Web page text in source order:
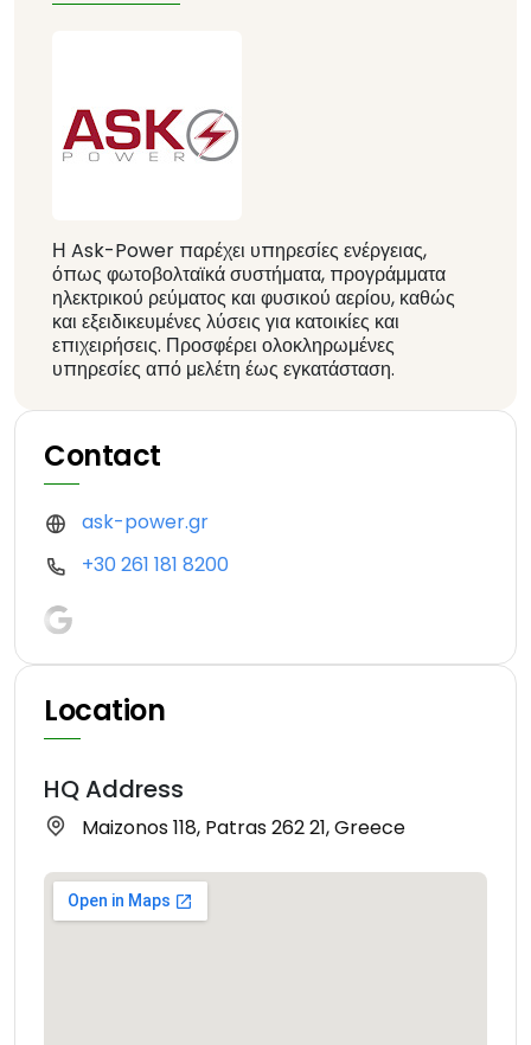
Η Ask-Power παρέχει υπηρεσίες ενέργειας,
όπως φωτοβολταϊκά συστήματα, προγράμματα
ηλεκτρικού ρεύματος και φυσικού αερίου, καθώς
και εξειδικευμένες λύσεις για κατοικίες και
επιχειρήσεις. Προσφέρει ολοκληρωμένες
υπηρεσίες από μελέτη έως εγκατάσταση.
Contact
ask-power.gr
+30 261 181 8200
Location
HQ Address
Maizonos 118, Patras 262 21, Greece